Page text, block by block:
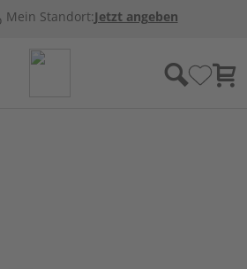
Mein Standort:Jetzt angeben